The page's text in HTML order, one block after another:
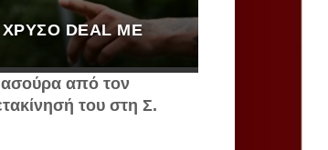
DEAL ΜΕ
από τον
του στη Σ.